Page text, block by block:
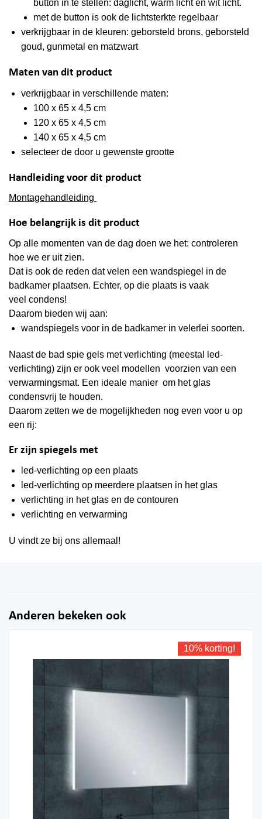
button in te stellen: daglicht, warm licht en wit licht.
met de button is ook de lichtsterkte regelbaar
verkrijgbaar in de kleuren: geborsteld brons, geborsteld
goud, gunmetal en matzwart
Maten van dit product
verkrijgbaar in verschillende maten:
100 x 65 x 4,5 cm
120 x 65 x 4,5 cm
140 x 65 x 4,5 cm
selecteer de door u gewenste grootte
Handleiding voor dit product
Montagehandleiding
Hoe belangrijk is dit product
Op alle momenten van de dag doen we het: controleren
hoe we er uit zien.
Dat is ook de reden dat velen een wandspiegel in de
badkamer plaatsen. Echter, op die plaats is vaak
veel condens!
Daarom bieden wij aan:
wandspiegels voor in de badkamer in velerlei soorten.
Naast de bad spie gels met verlichting (meestal led-
verlichting) zijn er ook veel modellen voorzien van een
verwarmingsmat. Een ideale manier om het glas
condensvrij te houden.
Daarom zetten we de mogelijkheden nog even voor u op
een rij:
Er zijn spiegels met
led-verlichting op een plaats
led-verlichting op meerdere plaatsen in het glas
verlichting in het glas en de contouren
verlichting en verwarming
U vindt ze bij ons allemaal!
Anderen bekeken ook
10% korting!